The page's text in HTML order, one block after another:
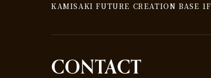
KAMISAKI FUTURE CREATION BASE 1F
CONTACT